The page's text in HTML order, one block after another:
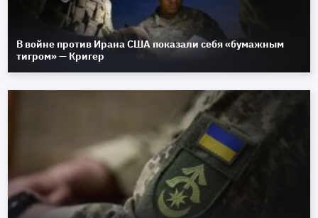
В войне против Ирана США показали себя «бумажным
тигром» — Кригер